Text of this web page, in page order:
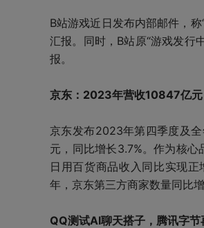
B站游戏近日发布内部邮件，
汇报。同时，B站原“游戏发行
报。
京东：2023年营收10847亿元
京东发布2023年第四季度及
元，同比增长3.7%。作为核心
日用百货商品收入同比实现
年，京东第三方商家数量同比
QQ测试AI聊天搭子，腾讯字